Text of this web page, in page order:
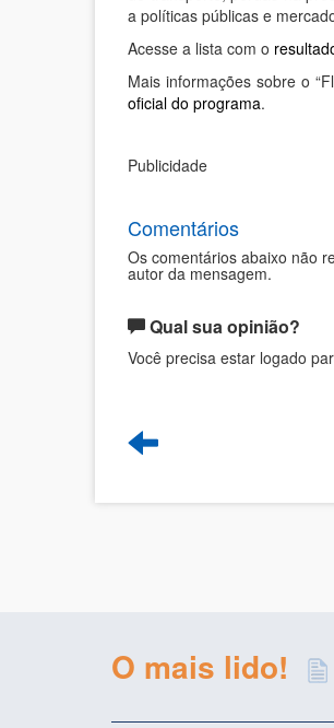
a políticas públicas e
Acesse a lista com o
Mais informações sobre o
oficial do programa.
Publicidade
Comentários
Os comentários abaixo não
autor da mensagem.
Qual sua opinião?
Você precisa estar logado
O mais lido!